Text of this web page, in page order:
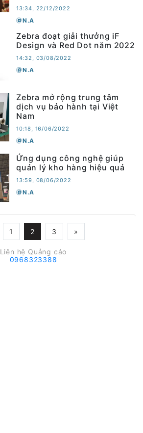
13:34, 22/12/2022
N.A
Zebra đoạt giải thưởng iF
Design và Red Dot năm 2022
14:32, 03/08/2022
N.A
Zebra mở rộng trung tâm
dịch vụ bảo hành tại Việt
Nam
10:18, 16/06/2022
N.A
Ứng dụng công nghệ giúp
quản lý kho hàng hiệu quả
13:59, 08/06/2022
N.A
1 2 3 »
Liên hệ Quảng cáo
0968323388